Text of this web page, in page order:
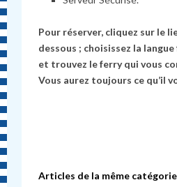
Pour réserver, cliquez sur le
dessous ; choisissez la
et trouvez le ferry qui vous
Vous aurez toujours ce qu’il
Articles de la même catégorie